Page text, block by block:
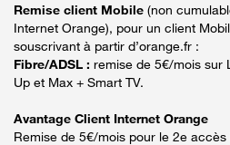
Remise client Mobile (non
Internet Orange), pour un client
souscrivant à partir d’orange.fr :
Fibre/ADSL : remise de 5€/mois sur
Up et Max + Smart TV.
Avantage Client Internet Orange
Remise de 5€/mois pour le 2e